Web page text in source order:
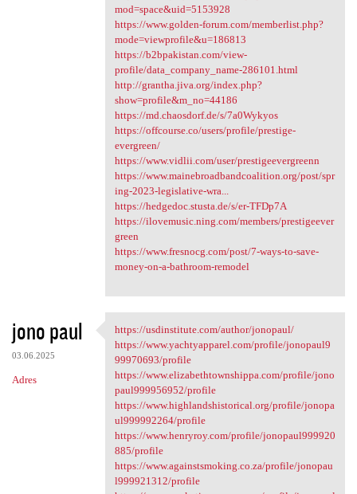
mod=space&uid=5153928
https://www.golden-forum.com/memberlist.php?
mode=viewprofile&u=186813
https://b2bpakistan.com/view-
profile/data_company_name-286101.html
http://grantha.jiva.org/index.php?
show=profile&m_no=44186
https://md.chaosdorf.de/s/7a0Wykyos
https://offcourse.co/users/profile/prestige-
evergreen/
https://www.vidlii.com/user/prestigeevergreenn
https://www.mainebroadbandcoalition.org/post/spr
ing-2023-legislative-wra...
https://hedgedoc.stusta.de/s/er-TFDp7A
https://ilovemusic.ning.com/members/prestigeever
green
https://www.fresnocg.com/post/7-ways-to-save-
money-on-a-bathroom-remodel
jono paul
03.06.2025
Adres
https://usdinstitute.com
https://usdinstitute.com/author/jonopaul/
https://www.yachtyapparel.com/profile/jonopaul9
99970693/profile
https://www.elizabethtownshippa.com/profile/jono
paul999956952/profile
https://www.highlandshistorical.org/profile/jonopa
ul999992264/profile
https://www.henryroy.com/profile/jonopaul999920
885/profile
https://www.againstsmoking.co.za/profile/jonopau
l999921312/profile